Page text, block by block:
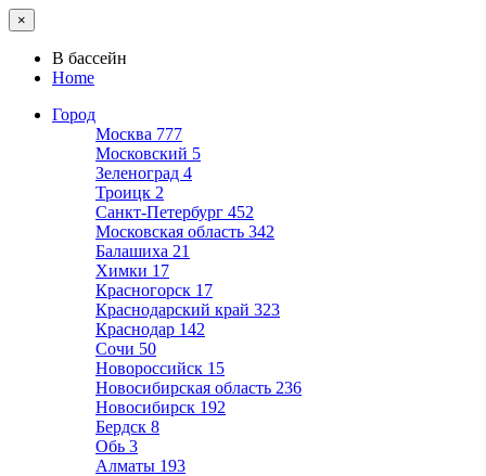
×
В бассейн
Home
Город
Москва 777
Московский 5
Зеленоград 4
Троицк 2
Санкт-Петербург 452
Московская область 342
Балашиха 21
Химки 17
Красногорск 17
Краснодарский край 323
Краснодар 142
Сочи 50
Новороссийск 15
Новосибирская область 236
Новосибирск 192
Бердск 8
Обь 3
Алматы 193